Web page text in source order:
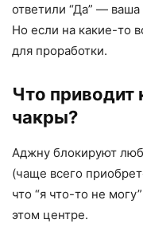
ответили “Да” —
Но если на какие-то
для проработки.
Что приводит
чакры?
Аджну блокируют
(чаще всего
что “я что-то не
этом центре.